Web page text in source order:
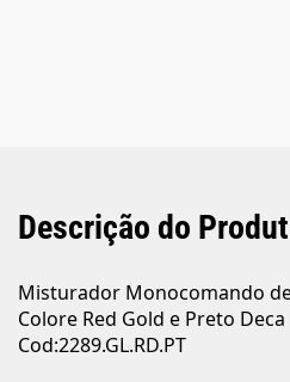
Descrição do
Misturador Monocomando
Colore Red Gold e Preto Deca
Cod:2289.GL.RD.PT